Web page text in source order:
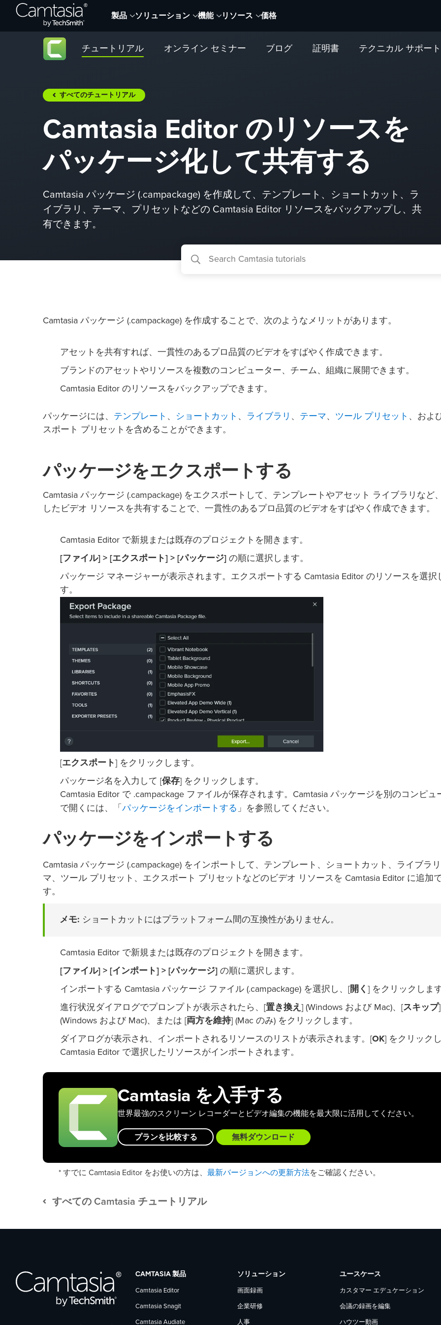
製品 ソリューション 機能 リソース 価格
チュートリアル オンライン セミナー ブログ 証明書 テクニカル サポート
すべてのチュートリアル
Camtasia Editor のリソースを
パッケージ化して共有する
Camtasia パッケージ (.campackage) を作成して、テンプレート、ショートカット、ラ
イブラリ、テーマ、プリセットなどの Camtasia Editor リソースをバックアップし、共
有できます。
Camtasia パッケージ (.campackage) を作成することで、次のようなメリットがあります。
アセットを共有すれば、一貫性のあるプロ品質のビデオをすばやく作成できます。
ブランドのアセットやリソースを複数のコンピューター、チーム、組織に展開できます。
Camtasia Editor のリソースをバックアップできます。
パッケージには、 テンプレート 、 ショートカット 、 ライブラリ 、 テーマ、 ツール プリセット 、およ
スポート プリセットを含めることができます。
パッケージをエクスポートする
Camtasia パッケージ (.campackage) をエクスポートして、テンプレートやアセット ライブラリなど
したビデオ リソースを共有することで、一貫性のあるプロ品質のビデオをすばやく作成できます。
Camtasia Editor で新規または既存のプロジェクトを開きます。
[ファイル] > [エクスポート] > [パッケージ] の順に選択します。
パッケージ マネージャーが表示されます。エクスポートする Camtasia Editor のリソースを選択
す。
[エクスポート] をクリックします。
パッケージ名を入力して [保存] をクリックします。
Camtasia Editor で .campackage ファイルが保存されます。Camtasia パッケージを別のコンピュ
で開くには、「 パッケージをインポートする 」を参照してください。
パッケージをインポートする
Camtasia パッケージ (.campackage) をインポートして、テンプレート、ショートカット、ライブラ
マ、ツール プリセット、エクスポート プリセットなどのビデオ リソースを Camtasia Editor に追加
す。
メモ: ショートカットにはプラットフォーム間の互換性がありません。
Camtasia Editor で新規または既存のプロジェクトを開きます。
[ファイル] > [インポート] > [パッケージ] の順に選択します。
インポートする Camtasia パッケージ ファイル (.campackage) を選択し、[開く ] をクリックします
進行状況ダイアログでプロンプトが表示されたら、[置き換え ] (Windows および Mac)、[スキップ]
(Windows および Mac)、または [両方を維持] (Mac のみ) をクリックします。
ダイアログが表示され、インポートされるリソースのリストが表示されます。[OK] をクリック
Camtasia Editor で選択したリソースがインポートされます。
Camtasia を入手する
世界最強のスクリーン レコーダーとビデオ編集の機能を最大限に活用してください。
プランを比較する 無料ダウンロード
* すでに Camtasia Editor をお使いの方は、 最新バージョンへの更新方法をご確認ください。
すべての Camtasia チュートリアル
CAMTASIA 製品
Camtasia Editor
Camtasia Snagit
Camtasia Audiate
ソリューション
画面録画
企業研修
人事
ユースケース
カスタマー エデュケーション
会議の録画を編集
ハウツー動画